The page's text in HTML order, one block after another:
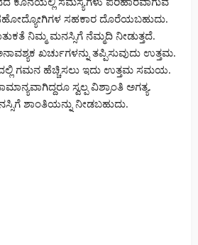
ಕೊನೆಯಲ್ಲಿ ಸಮಸ್ಯೆಗಳು ಪರಿಹಾರವಾಗುವ
ಸಹಕಾರ ದೊರೆಯಬಹುದು.
ನಿಮ್ಮ ಮನಸ್ಸಿಗೆ ನೆಮ್ಮದಿ ನೀಡುತ್ತದೆ.
ಖರ್ಚುಗಳನ್ನು ತಪ್ಪಿಸುವುದು ಉತ್ತಮ.
ಗಮನ ಹೆಚ್ಚಿಸಲು ಇದು ಉತ್ತಮ ಸಮಯ.
ಸ್ವಲ್ಪ ವಿಶ್ರಾಂತಿ ಅಗತ್ಯ.
ಶಾಂತಿಯನ್ನು ನೀಡಬಹುದು.